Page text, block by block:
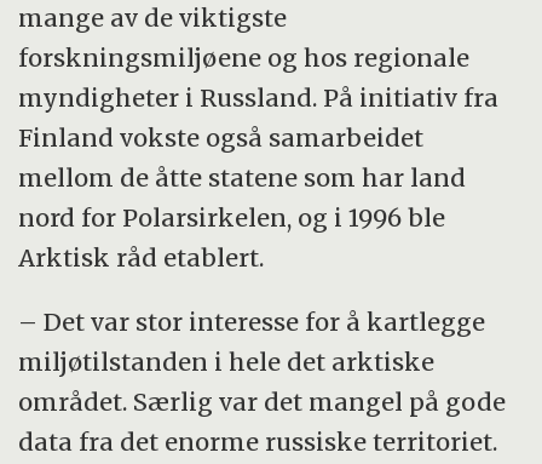
mange av de viktigste
forskningsmiljøene og hos regionale
myndigheter i Russland. På initiativ fra
Finland vokste også samarbeidet
mellom de åtte statene som har land
nord for Polarsirkelen, og i 1996 ble
Arktisk råd etablert.
– Det var stor interesse for å kartlegge
miljøtilstanden i hele det arktiske
området. Særlig var det mangel på gode
data fra det enorme russiske territoriet.